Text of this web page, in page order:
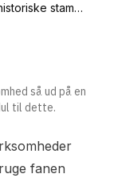
stamda
så ud på en
til dette.
fanen